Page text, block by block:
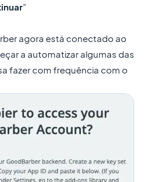
"
agora está conectado ao
a automatizar algumas das
fazer com frequência com o